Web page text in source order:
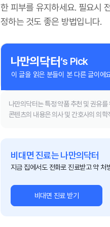
한 피부를 유지하세요. 필요시
정하는 것도 좋은 방법입니다.
‘s Pick
이 글을 읽은 분들이 본 다른 글이에
나만의닥터는 특정 약품 추천 및 권유
콘텐츠의 내용은 의사 및 간호사의 의
비대면 진료는 나만의닥터
지금 집에서도 전화로 진료받고 약 처
비대면 진료 받기